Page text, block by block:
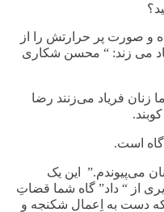
و صورت پر حرارتش را از
می زند: “ محسن شکاری
زنان فریاد می‌زنند رضا
.
است.
می‌پیوندم.” این یک
از “ داد” گاه شما قضاتِ
دست به اِعمال شکنجه و